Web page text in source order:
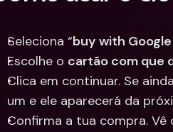
Seleciona “buy with Google
Escolhe o cartão com que
Clica em continuar. Se
um e ele aparecerá da
Confirma a tua compra. Vê